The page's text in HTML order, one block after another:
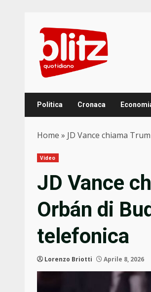
content
Politica Cronaca
Home » JD Vance chiama
Video
JD Vance
Orbán di
telefonica
Lorenzo Briotti Aprile 8, 2026